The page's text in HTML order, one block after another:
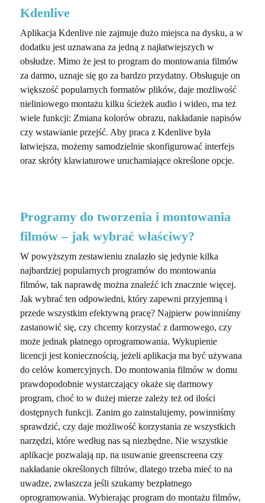
Kdenlive
Aplikacja Kdenlive nie zajmuje dużo miejsca na dysku, a w
dodatku jest uznawana za jedną z najłatwiejszych w
obsłudze. Mimo że jest to program do montowania filmów
za darmo, uznaje się go za bardzo przydatny. Obsługuje on
większość popularnych formatów plików, daje możliwość
nieliniowego montażu kilku ścieżek audio i wideo, ma też
wiele funkcji: Zmiana kolorów obrazu, nakładanie napisów
czy wstawianie przejść. Aby praca z Kdenlive była
łatwiejsza, możemy samodzielnie skonfigurować interfejs
oraz skróty klawiaturowe uruchamiające określone opcje.
Programy do tworzenia i montowania
filmów – jak wybrać właściwy?
W powyższym zestawieniu znalazło się jedynie kilka
najbardziej popularnych programów do montowania
filmów, tak naprawdę można znaleźć ich znacznie więcej.
Jak wybrać ten odpowiedni, który zapewni przyjemną i
przede wszystkim efektywną pracę? Najpierw powinniśmy
zastanowić się, czy chcemy korzystać z darmowego, czy
może jednak płatnego oprogramowania. Wykupienie
licencji jest koniecznością, jeżeli aplikacja ma być używana
do celów komercyjnych. Do montowania filmów w domu
prawdopodobnie wystarczający okaże się darmowy
program, choć to w dużej mierze zależy też od ilości
dostępnych funkcji. Zanim go zainstalujemy, powinniśmy
sprawdzić, czy daje możliwość korzystania ze wszystkich
narzędzi, które według nas są niezbędne. Nie wszystkie
aplikacje pozwalają np. na usuwanie greenscreena czy
nakładanie określonych filtrów, dlatego trzeba mieć to na
uwadze, zwłaszcza jeśli szukamy bezpłatnego
oprogramowania. Wybierając program do montażu filmów,